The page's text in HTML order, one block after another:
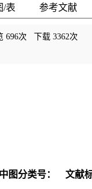
/表 参考文献
696次 下载 3362次
中图分类号： 文献